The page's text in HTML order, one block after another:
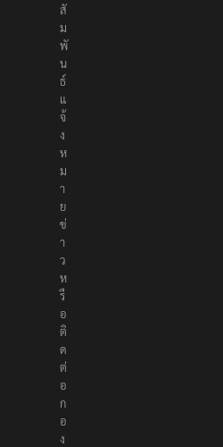
สั
ม
พั
น
ธ์
แ
จ้
ง
ห
ม
า
ย
ข่
า
ว
ห
รื
อ
ติ
ด
ต่
อ
ก
อ
ง